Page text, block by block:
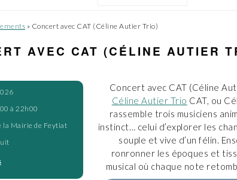
» Concert avec CAT (Céline Autier Trio)
AVEC CAT (CÉLINE AUTIER
à 22h00
la Mairie de Feytiat
Concert avec CAT (Céline
Céline Autier Trio CAT, ou
rassemble trois musiciens
instinct… celui d’explorer les
souple et vive d’un félin.
ronronner les époques et
musical où chaque note